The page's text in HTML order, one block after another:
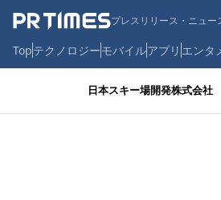
プレスリリース・ニュー
Topテクノロジーモバイルアプリ エンタ
日本スキー場開発株式会社